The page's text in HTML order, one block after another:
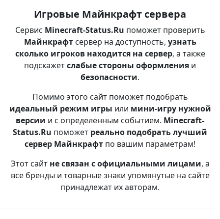
Игровые Майнкрафт сервера
Сервис Minecraft-Status.Ru поможет проверить
Майнкрафтсервер на доступность, узнать
сколько игроков находится на сервер, а также
подскажетслабые стороны оформления и
безопасности.
Помимо этого сайт поможет подобрать
идеальный режим игры или мини-игру нужной
версии и с определенным событием. Minecraft-
Status.Ru поможет реально подобрать лучший
сервер Майнкрафт по вашим параметрам!
Этот сайт не связан с официальными лицами, а
все бренды и товарные знаки упомянутые на сайте
принадлежат их авторам.